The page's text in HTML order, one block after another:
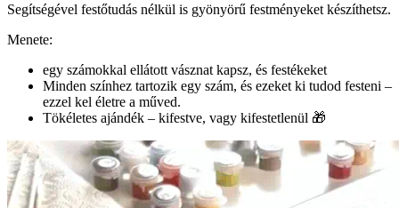
Segítségével festőtudás nélkül is gyönyörű festményeket készíthetsz.
Menete:
egy számokkal ellátott vásznat kapsz, és festékeket
Minden színhez tartozik egy szám, és ezeket ki tudod festeni –
ezzel kel életre a műved.
Tökéletes ajándék – kifestve, vagy kifestetlenül 🎁